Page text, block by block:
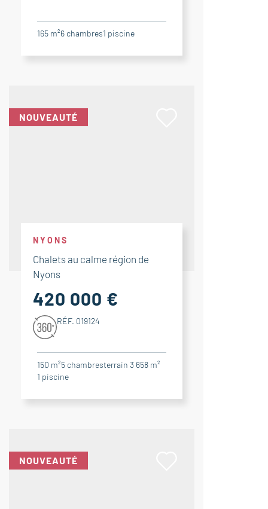
165 m²6 chambres1 piscine
NOUVEAUTÉ
NYONS
Chalets au calme région de
Nyons
420 000 €
RÉF. 019124
150 m²5 chambresterrain 3 658 m²
1 piscine
NOUVEAUTÉ